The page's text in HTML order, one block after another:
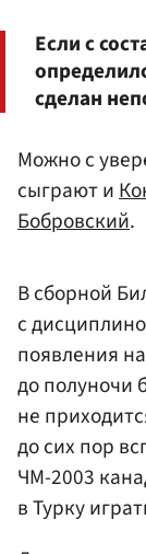
Если с
сделан
Можно с
сыграют и
Бобровский.
В сборной
с
появления
до полуночи
не
до сих пор
ЧМ-2003
в Турку